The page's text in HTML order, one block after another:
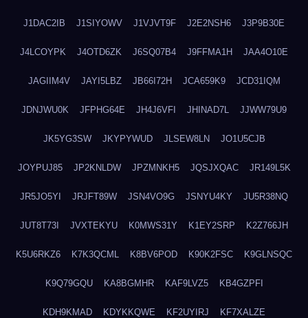
J1DAC2IB J1SIYOWV J1VJVT9F J2E2NSH6 J3P9B30E
J4LCOYPK J4OTD6ZK J6SQ07B4 J9FFMA1H JAA4O10E
JAGIIM4V JAYI5LBZ JB66I72H JCA659K9 JCD31IQM
JDNJWU0K JFPHG64E JH4J6VFI JHINAD7L JJWW79U9
JK5YG3SW JKYPYWUD JLSEW8LN JO1U5CJB
JOYPUJ85 JP2KNLDW JPZMNKH5 JQSJXQAC JR149L5K
JR5JO5YI JRJFT89W JSN4VO9G JSNYU4KY JU5R38NQ
JUT8T73I JVXTEKYU K0MWS31Y K1EY2SRP K2Z766JH
K5U6RKZ6 K7K3QCML K8BV6POD K90K2FSC K9GLNSQC
K9Q79GQU KA8BGMHR KAF9LVZ5 KB4GZPFI
KDH9KMAD KDYKKQWE KF2UYIRJ KF7XALZE